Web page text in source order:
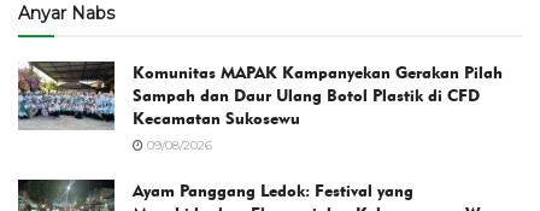
Anyar Nabs
Komunitas MAPAK Kampanyekan Gerakan Pilah
Sampah dan Daur Ulang Botol Plastik di CFD
Kecamatan Sukosewu
09/08/2026
Ayam Panggang Ledok: Festival yang